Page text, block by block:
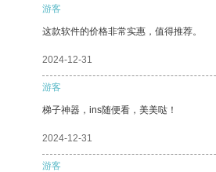
游客
这款软件的价格非常实惠，值得推荐。
2024-12-31
游客
梯子神器，ins随便看，美美哒！
2024-12-31
游客